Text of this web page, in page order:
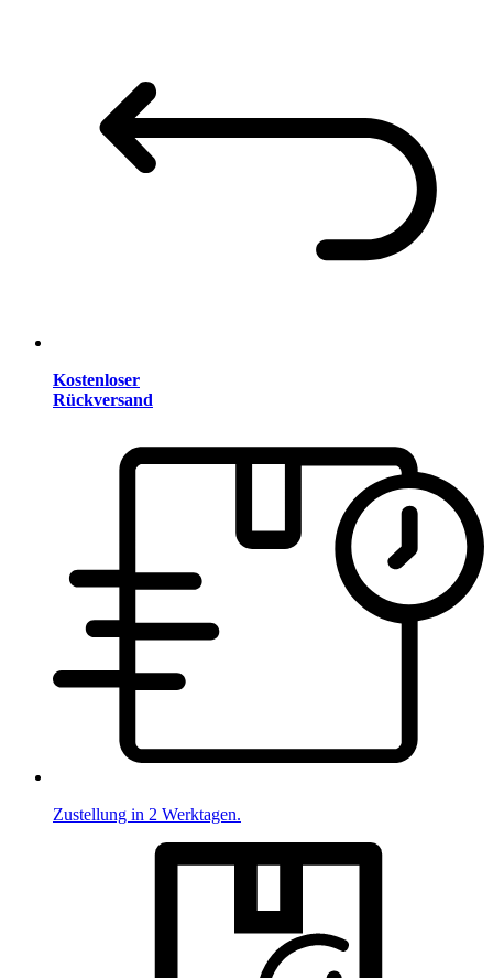
Kostenloser
Rückversand
Zustellung in 2 Werktagen.